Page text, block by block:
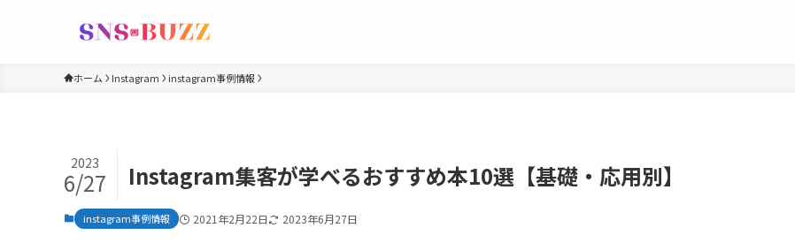
ホーム Instagram instagram事例情報
Instagram集客が学べるおすすめ本10選【基礎・応用別】
2023
6/27
instagram事例情報 2021年2月22日 2023年6月27日